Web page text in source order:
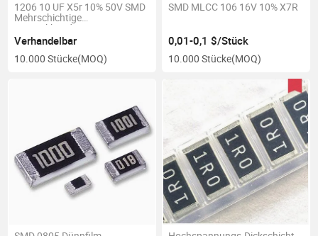
1206 10 UF X5r 10% 50V SMD
Mehrschichtige
Keramikkondensator
Verhandelbar
10.000 Stücke(MOQ)
SMD MLCC 106 16V 10% X7R
0,01-0,1 $/Stück
10.000 Stücke(MOQ)